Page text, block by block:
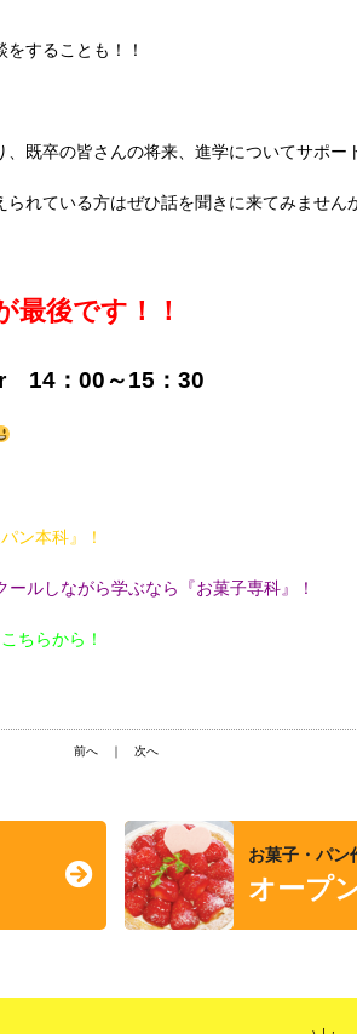
することも！！
既卒の皆さんの将来、進学についてサポー
れている方はぜひ話を聞きに来てみません
最後です！！
14：00～15：30
ン本科』！
ルしながら学ぶなら『お菓子専科』！
ちらから！
前へ｜ 次へ
お菓子・パン
オープ